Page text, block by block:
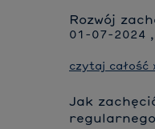
Rozwój
01-07-2024 ,
czytaj całość
Jak